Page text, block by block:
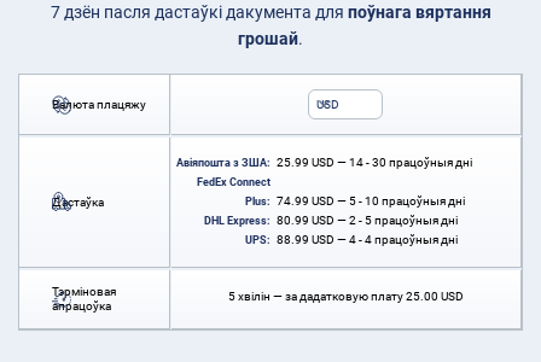
7 дзён пасля дастаўкі дакумента для поўнага вяртання
грошай.
Валюта плацяжу USD
Дастаўка
Авіяпошта з ЗША: 25.99 USD — 14 - 30 працоўныя дні
FedEx Connect
Plus:
74.99 USD — 5 - 10 працоўныя дні
DHL Express: 80.99 USD — 2 - 5 працоўныя дні
UPS: 88.99 USD — 4 - 4 працоўныя дні
Тэрміновая
апрацоўка
5 хвілін — за дадатковую плату25.00 USD